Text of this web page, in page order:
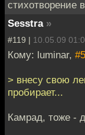
стихотворение
Sesstra »
#119 | 10.05.09
Кому: luminar,
> внесу свою
пробирает...
Камрад, тоже -